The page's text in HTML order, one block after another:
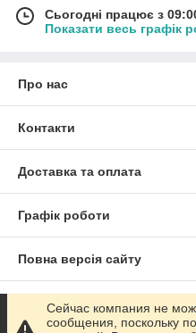
Сьогодні працює з
Показати весь графік
Про нас
Контакти
Доставка та оплата
Графік роботи
Повна версія сайту
Сайт створено на
Сейчас компания не
сообщения, поскольку